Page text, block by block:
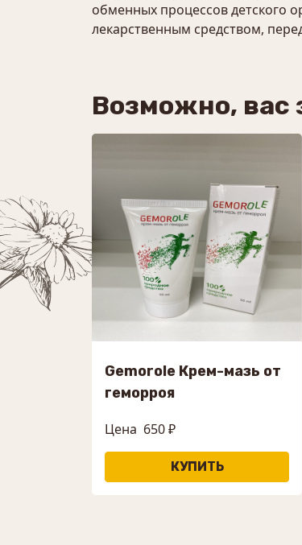
обменных процессов детского
лекарственным средством,
Возможно, вас
Gemorole Крем-мазь от
геморроя
Цена 650 ₽